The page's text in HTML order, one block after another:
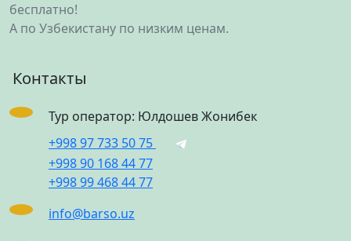
бесплатно!
А по Узбекистану по низким ценам.
Контакты
Тур оператор: Юлдошев Жонибек
+998 97 733 50 75
+998 90 168 44 77
+998 99 468 44 77
info@barso.uz